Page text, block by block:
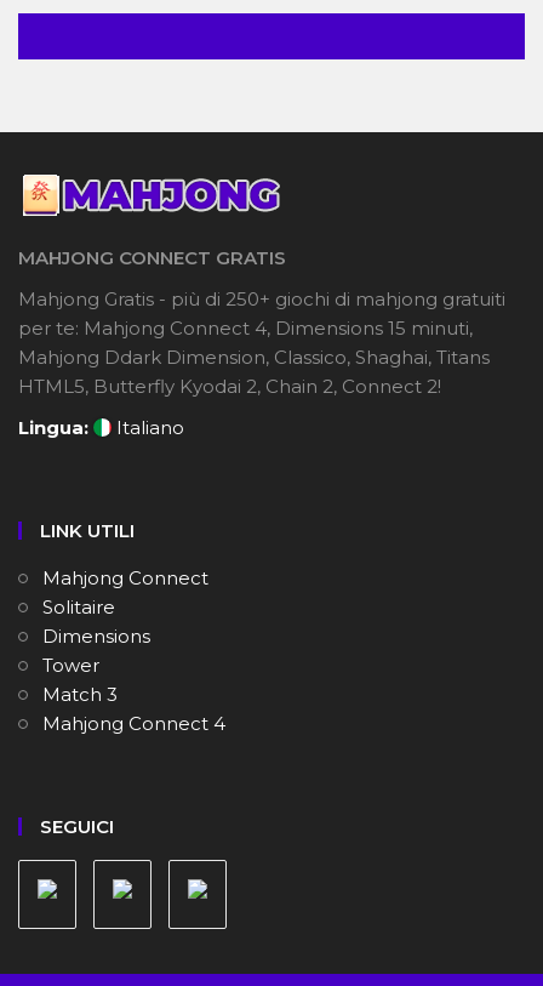
MAHJONG CONNECT GRATIS
Mahjong Gratis - più di 250+ giochi di mahjong gratuiti
per te: Mahjong Connect 4, Dimensions 15 minuti,
Mahjong Ddark Dimension, Classico, Shaghai, Titans
HTML5, Butterfly Kyodai 2, Chain 2, Connect 2!
Lingua:
Italiano
LINK UTILI
Mahjong Connect
Solitaire
Dimensions
Tower
Match 3
Mahjong Connect 4
SEGUICI